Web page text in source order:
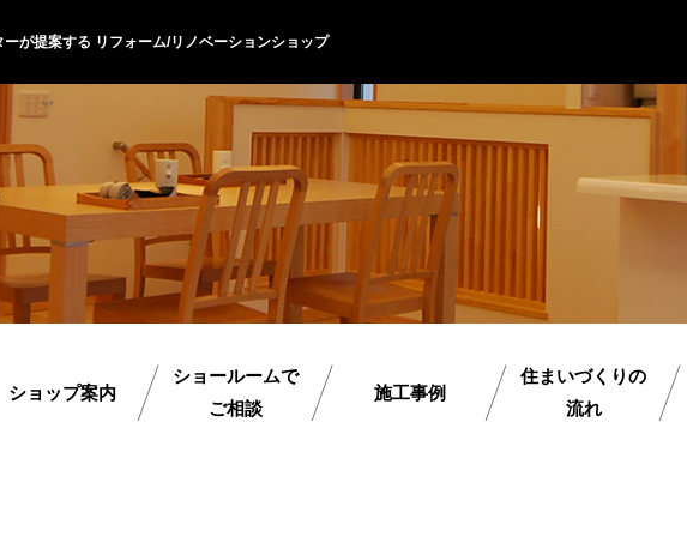
が提案する リフォーム/リノベーションショップ
ショップ案内
ショールームで
ご相談
施工事例
住まいづくりの
流れ